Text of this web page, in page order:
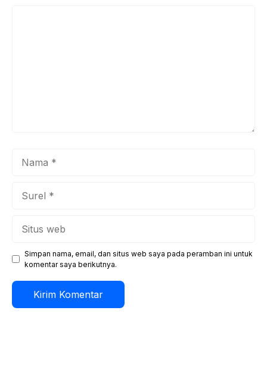
Simpan nama, email, dan situs web saya pada peramban ini untuk
komentar saya berikutnya.